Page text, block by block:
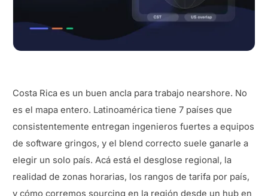
Costa Rica es un buen ancla para trabajo nearshore. No
es el mapa entero. Latinoamérica tiene 7 países que
consistentemente entregan ingenieros fuertes a equipos
de software gringos, y el blend correcto suele ganarle a
elegir un solo país. Acá está el desglose regional, la
realidad de zonas horarias, los rangos de tarifa por país,
y cómo corremos sourcing en la región desde un hub en